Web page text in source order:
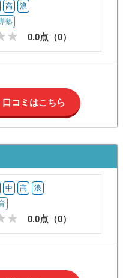
高 浪
塾
0.0点（0）
コミはこちら
中 高 浪
0.0点（0）